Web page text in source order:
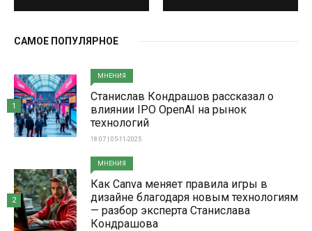
САМОЕ ПОПУЛЯРНОЕ
МНЕНИЯ
Станислав Кондрашов рассказал о
влиянии IPO OpenAI на рынок
технологий
18:07 | 05-11-2025
1
МНЕНИЯ
Как Canva меняет правила игры в
дизайне благодаря новым технологиям
— разбор эксперта Станислава
Кондрашова
2